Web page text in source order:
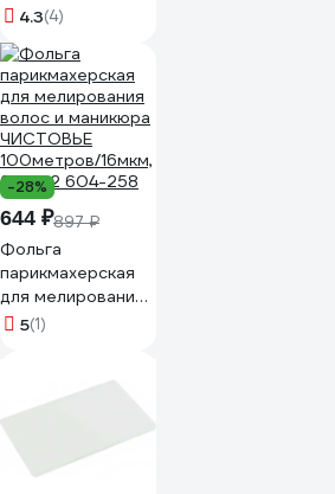
суперэластичная,
4.3(4)
-28%
644 ₽897 ₽
Фольга
парикмахерская
для мелирования
волос и маникюра
631062 604-258
5(1)